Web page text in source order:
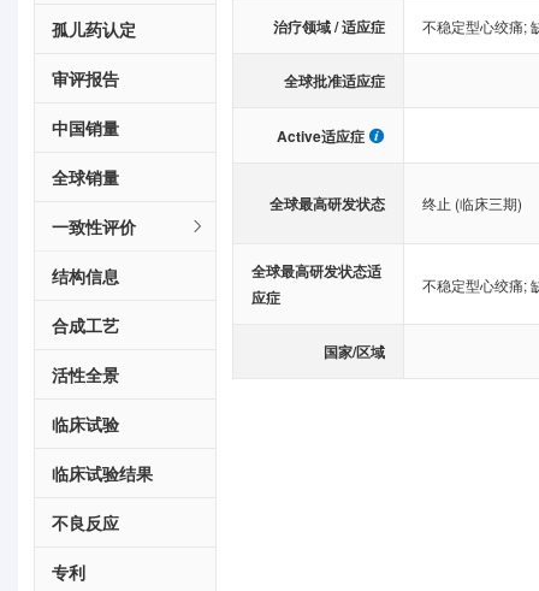
孤儿药认定
审评报告
中国销量
全球销量
一致性评价
结构信息
合成工艺
活性全景
临床试验
临床试验结果
不良反应
专利
治疗领域 / 适应症 不稳定型心绞痛;
全球批准适应症
Active适应症
全球最高研发状态 终止 (临床三期)
全球最高研发状态适
应症
不稳定型心绞痛;
国家/区域